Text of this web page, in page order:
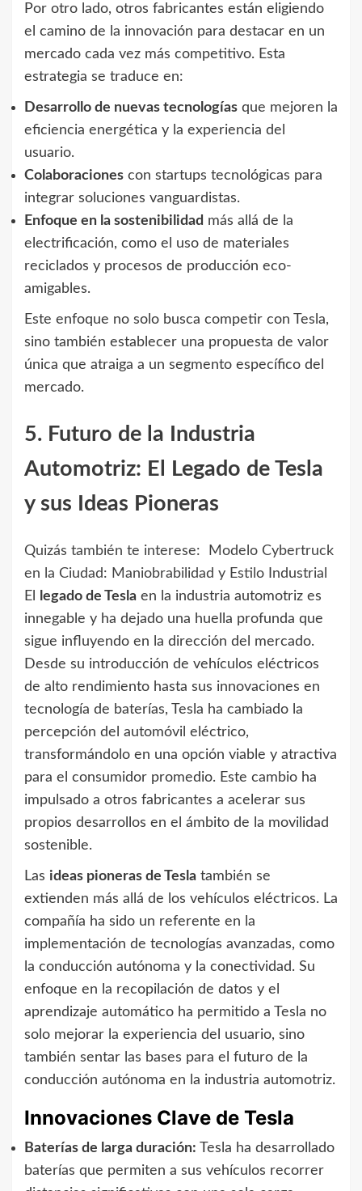
Por otro lado, otros fabricantes están eligiendo
el camino de la innovación para destacar en un
mercado cada vez más competitivo. Esta
estrategia se traduce en:
Desarrollo de nuevas tecnologías que mejoren la
eficiencia energética y la experiencia del
usuario.
Colaboraciones con startups tecnológicas para
integrar soluciones vanguardistas.
Enfoque en la sostenibilidad más allá de la
electrificación, como el uso de materiales
reciclados y procesos de producción eco-
amigables.
Este enfoque no solo busca competir con Tesla,
sino también establecer una propuesta de valor
única que atraiga a un segmento específico del
mercado.
5. Futuro de la Industria
Automotriz: El Legado de Tesla
y sus Ideas Pioneras
Quizás también te interese:
Modelo Cybertruck
en la Ciudad: Maniobrabilidad y Estilo Industrial
El
legado de Tesla en la industria automotriz es
innegable y ha dejado una huella profunda que
sigue influyendo en la dirección del mercado.
Desde su introducción de vehículos eléctricos
de alto rendimiento hasta sus innovaciones en
tecnología de baterías, Tesla ha cambiado la
percepción del automóvil eléctrico,
transformándolo en una opción viable y atractiva
para el consumidor promedio. Este cambio ha
impulsado a otros fabricantes a acelerar sus
propios desarrollos en el ámbito de la movilidad
sostenible.
Las ideas pioneras de Tesla también se
extienden más allá de los vehículos eléctricos. La
compañía ha sido un referente en la
implementación de tecnologías avanzadas, como
la conducción autónoma y la conectividad. Su
enfoque en la recopilación de datos y el
aprendizaje automático ha permitido a Tesla no
solo mejorar la experiencia del usuario, sino
también sentar las bases para el futuro de la
conducción autónoma en la industria automotriz.
Innovaciones Clave de Tesla
Baterías de larga duración: Tesla ha desarrollado
baterías que permiten a sus vehículos recorrer